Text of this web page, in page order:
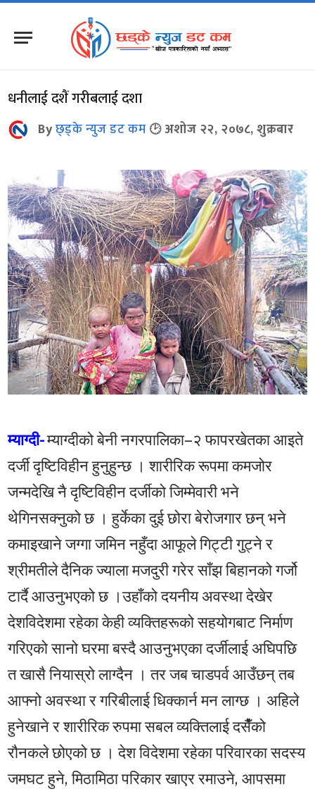
धनीलाई दशैं गरीबलाई दशा
Byछ्ड्के न्युज डट कम अशोज २२, २०७८, शुक्रबार
म्याग्दी-म्याग्दीको बेनी नगरपालिका–२ फापरखेतका आइते
दर्जी दृष्टिविहीन हुनुहुन्छ । शारीरिक रूपमा कमजोर
जन्मदेखि नै दृष्टिविहीन दर्जीको जिम्मेवारी भने
थेगिनसक्नुको छ । हुर्केका दुई छोरा बेरोजगार छन् भने
कमाइखाने जग्गा जमिन नहुँदा आफूले गिट्टी गुट्ने र
श्रीमतीले दैनिक ज्याला मजदुरी गरेर साँझ बिहानको गर्जो
टार्दै आउनुभएको छ ।उहाँको दयनीय अवस्था देखेर
देशविदेशमा रहेका केही व्यक्तिहरूको सहयोगबाट निर्माण
गरिएको सानो घरमा बस्दै आउनुभएका दर्जीलाई अघिपछि
त खासै नियास्रो लाग्दैन । तर जब चाडपर्व आउँछन् तब
आफ्नो अवस्था र गरिबीलाई धिक्कार्न मन लाग्छ । अहिले
हुनेखाने र शारीरिक रुपमा सबल व्यक्तिलाई दसैँंको
रौनकले छोएको छ । देश विदेशमा रहेका परिवारका सदस्य
जमघट हुने, मिठामिठा परिकार खाएर रमाउने, आपसमा